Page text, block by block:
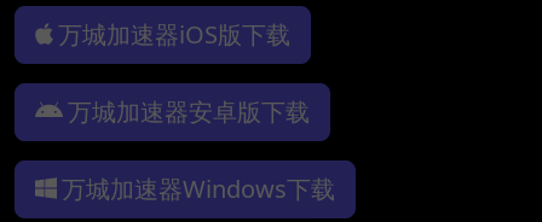
万城加速器iOS版下载
万城加速器安卓版下载
万城加速器Windows下载